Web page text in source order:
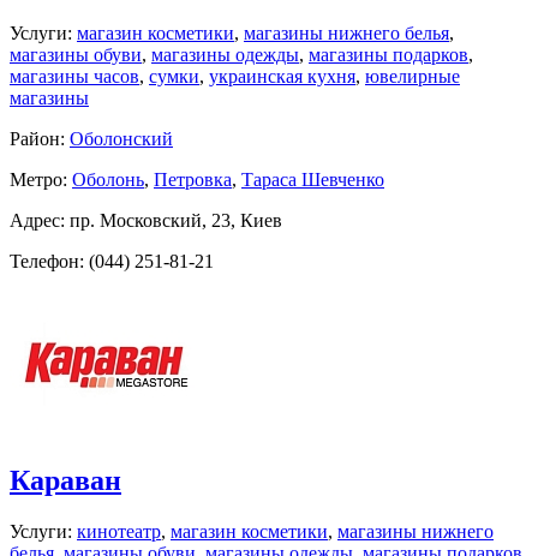
Услуги: магазин косметики, магазины нижнего белья,
магазины обуви, магазины одежды, магазины подарков,
магазины часов, сумки, украинская кухня, ювелирные
магазины
Район: Оболонский
Метро: Оболонь, Петровка, Тараса Шевченко
Адрес: пр. Московский, 23, Киев
Телефон: (044) 251-81-21
Караван
Услуги: кинотеатр, магазин косметики, магазины нижнего